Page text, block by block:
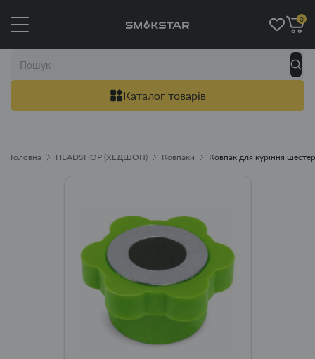
Каталог товарів
0
Головна HEADSHOP (ХЕДШОП) Ковпаки Ковпак для куріння